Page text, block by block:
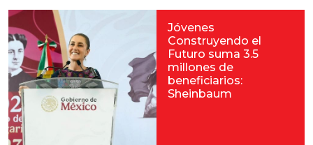
Jóvenes
Construyendo el
Futuro suma 3.5
millones de
beneficiarios:
Sheinbaum